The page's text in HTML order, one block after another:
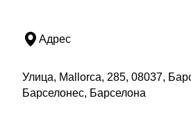
Адрес
Улица, Mallorca, 285, 08037,
Барселонес, Барселона